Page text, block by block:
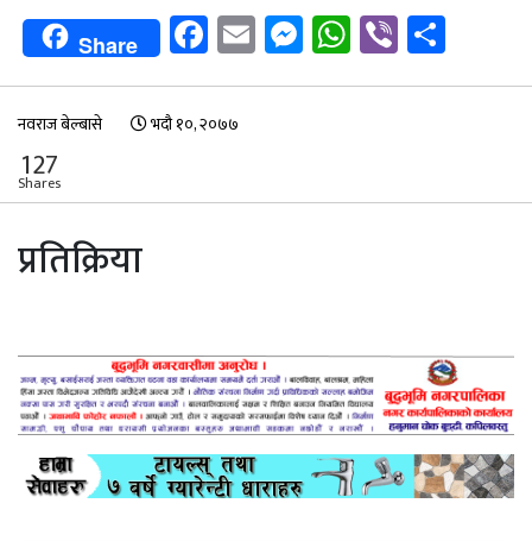
Share Facebook
EmailMessenger
WhatsApp
Viber
नवराज बेल्बासे भदौ १०, २०७७
127
Shares
प्रतिक्रिया